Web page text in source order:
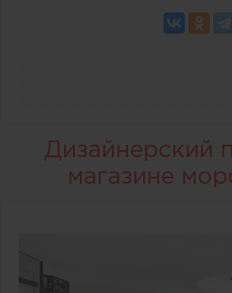
Дизайнерский
магазине